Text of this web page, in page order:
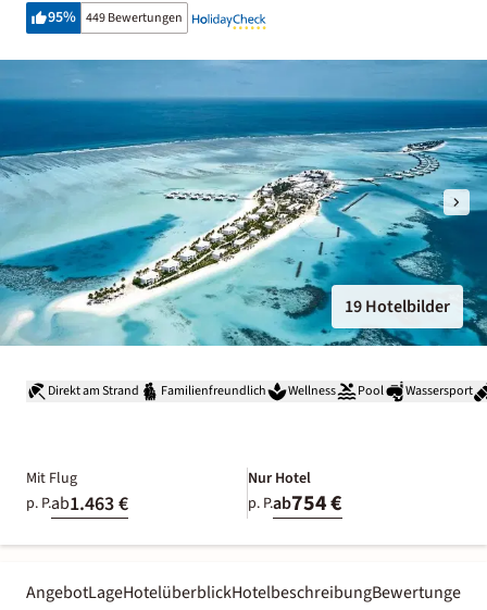
95% 449 Bewertungen
19 Hotelbilder
Direkt am Strand Familienfreundlich Wellness Pool Wassersport
Mit Flug
p. P.ab1.463 €
Nur Hotel
p. P.ab754 €
AngebotLageHotelüberblickHotelbeschreibungBewertungen